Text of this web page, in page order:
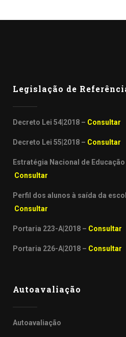
Legislação de
Decreto Lei 54|2018 – Consultar
Decreto Lei 55|2018 – Consultar
Estratégia Nacional de
Consultar
Perfil dos alunos à saída da
Consultar
Portaria 223-A|2018 – Consultar
Portaria 226-A|2018 – Consultar
Autoavaliação
Autoavaliação